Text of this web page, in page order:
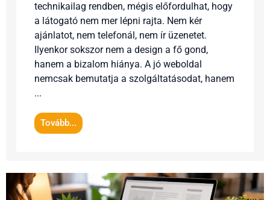
technikailag rendben, mégis előfordulhat, hogy
a látogató nem mer lépni rajta. Nem kér
ajánlatot, nem telefonál, nem ír üzenetet.
Ilyenkor sokszor nem a design a fő gond,
hanem a bizalom hiánya. A jó weboldal
nemcsak bemutatja a szolgáltatásodat, hanem
...
Tovább...